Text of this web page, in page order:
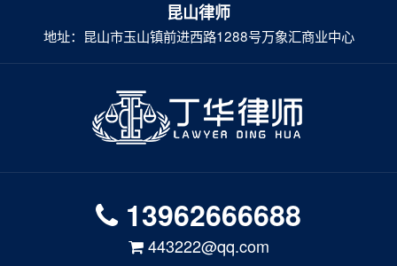
昆山律师
地址：昆山市玉山镇前进西路1288号万象汇商业中心
13962666688
443222@qq.com